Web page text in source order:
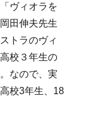
ヴィオラを
田伸夫先生
トラのヴィ
校３年生の
なので、実
校3年生、 18